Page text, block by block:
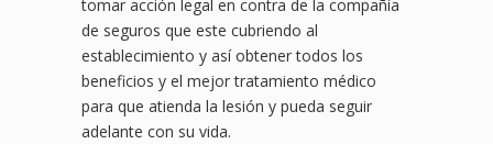
tomar acción legal en contra de la compañía
de seguros que este cubriendo al
establecimiento y así obtener todos los
beneficios y el mejor tratamiento médico
para que atienda la lesión y pueda seguir
adelante con su vida.